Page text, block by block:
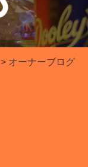
> オーナーブログ